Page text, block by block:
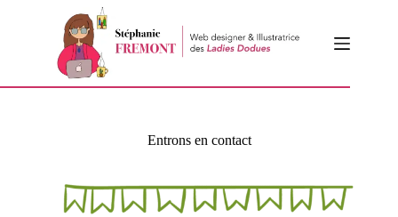
Entrons en contact